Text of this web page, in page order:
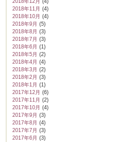
2018年12月 (4)
2018年11月 (4)
2018年10月 (4)
2018年9月 (5)
2018年8月 (3)
2018年7月 (3)
2018年6月 (1)
2018年5月 (2)
2018年4月 (4)
2018年3月 (2)
2018年2月 (3)
2018年1月 (1)
2017年12月 (6)
2017年11月 (2)
2017年10月 (4)
2017年9月 (3)
2017年8月 (4)
2017年7月 (3)
2017年6月 (3)